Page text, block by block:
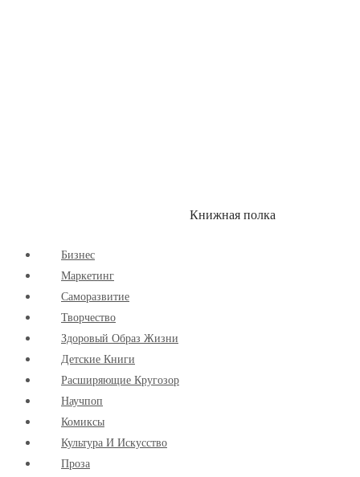
Книжная полка
Бизнес
Маркетинг
Cаморазвитие
Творчество
Здоровый Образ Жизни
Детские Книги
Расширяющие Кругозор
Научпоп
Комиксы
Культура И Искусство
Проза